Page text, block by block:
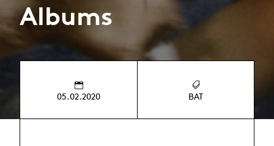
Albums
05.02.2020 BAT